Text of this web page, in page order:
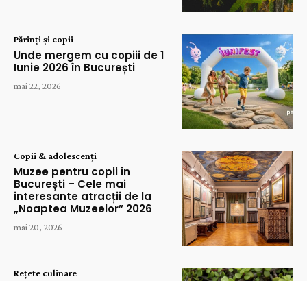
Părinți și copii
Unde mergem cu copiii de 1
Iunie 2026 în București
mai 22, 2026
Copii & adolescenți
Muzee pentru copii în
București – Cele mai
interesante atracții de la
„Noaptea Muzeelor” 2026
mai 20, 2026
Rețete culinare